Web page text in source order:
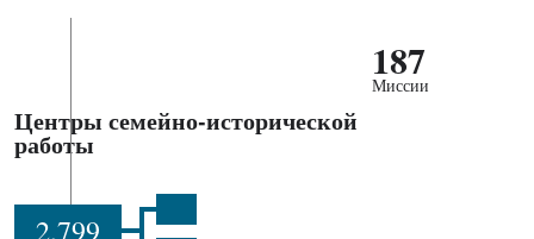
187
Миссии
Центры семейно-исторической
работы
2,799